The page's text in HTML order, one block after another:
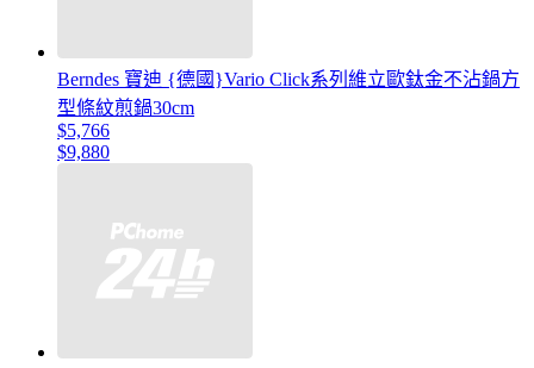
Berndes 寶迪 {德國}Vario Click系列維立歐鈦金不沾鍋方
型條紋煎鍋30cm
$5,766
$9,880